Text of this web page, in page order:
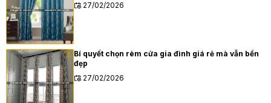
27/02/2026
Bí quyết chọn rèm cửa gia đình giá rẻ mà vẫn bền
đẹp
27/02/2026